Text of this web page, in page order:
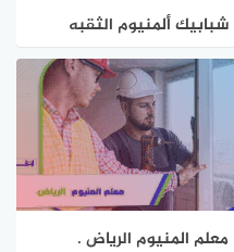
شبابيك ألمنيوم الثقبه
0595884108 هوم سيرفر
معلم المنيوم الرياض .